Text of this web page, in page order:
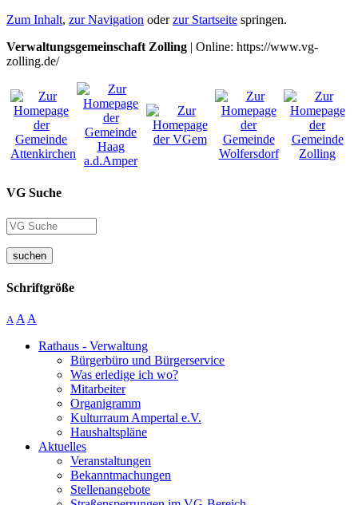
Zum Inhalt, zur Navigation oderzur Startseite springen.
Verwaltungsgemeinschaft Zolling | Online: https://www.vg-
zolling.de/
VG Suche
suchen
Schriftgröße
A A A
Rathaus - Verwaltung
Bürgerbüro und Bürgerservice
Was erledige ich wo?
Mitarbeiter
Organigramm
Kulturraum Ampertal e.V.
Haushaltspläne
Aktuelles
Veranstaltungen
Bekanntmachungen
Stellenangebote